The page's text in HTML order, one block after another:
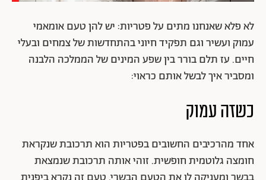
לא פלא שאנחנו מתים על פטריות: יש להן טעם אומאמי
עמוק ועשיר וגם תפקיד חיוני בהתחדשות של צמחים ובעלי
חיים. עז תלם בורר בין שפע המינים של הממלכה הלבנה
ומסביר איך לבשל אותם כראוי:
כשזה עמוק
אחד מהרכיבים החשובים בפטריות הוא תרכובת שנקראת
חומצה גלוטמית חופשית. זוהי אותה תרכובת שנמצאת